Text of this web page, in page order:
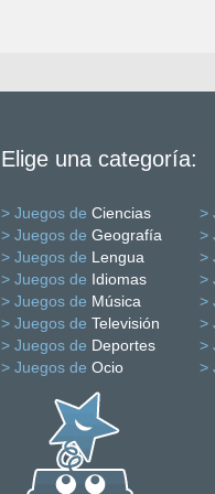
Elige una categoría:
> Juegos de Ciencias >
> Juegos de Geografía >
> Juegos de Lengua >
> Juegos de Idiomas >
> Juegos de Música >
> Juegos de Televisión >
> Juegos de Deportes >
> Juegos de Ocio >